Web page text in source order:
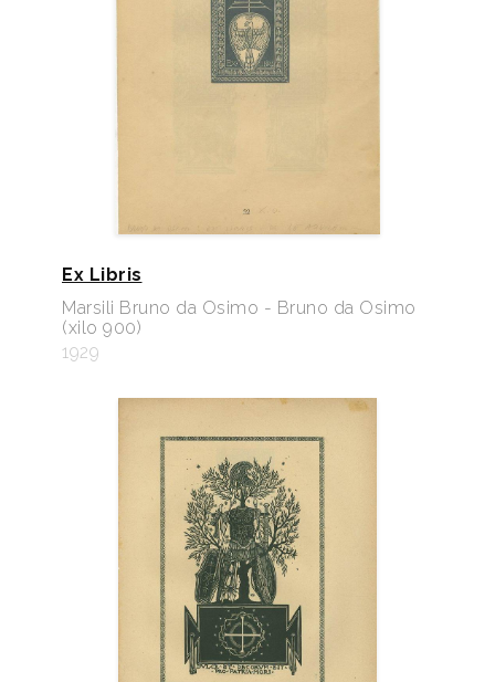
Ex Libris
Marsili Bruno da Osimo - Bruno da Osimo
(xilo 900)
1929